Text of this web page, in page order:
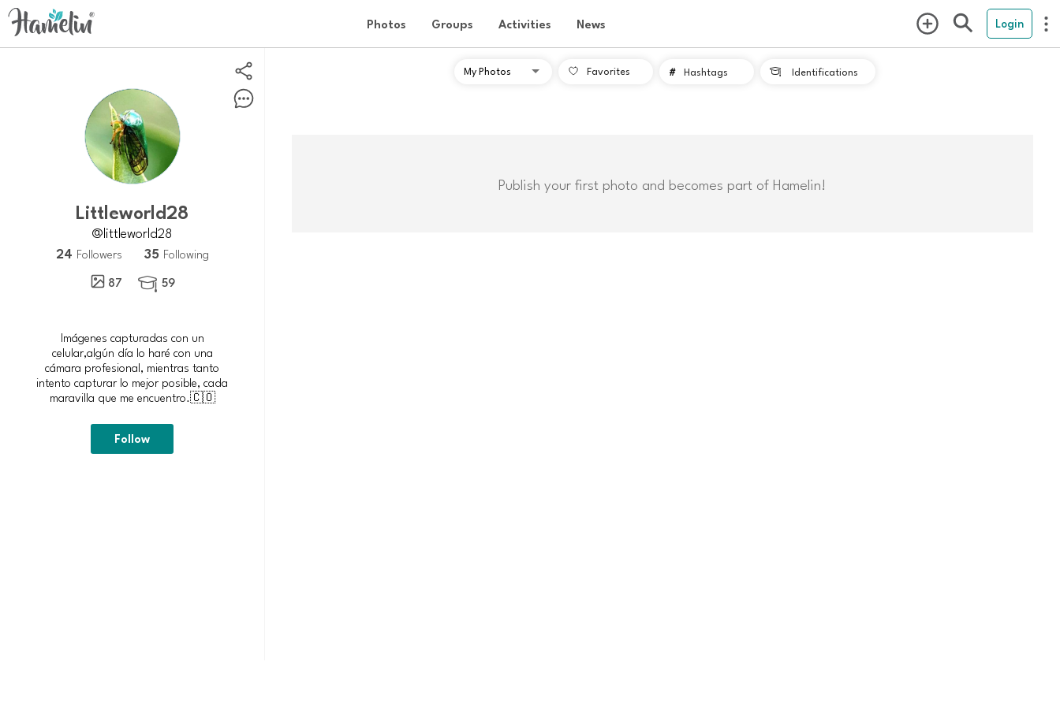
Photos Groups Activities News Login
littleworld28
@littleworld28
24 Followers 35 Following
87
 59
Imágenes capturadas con un
celular,algún día lo haré con una
cámara profesional, mientras tanto
intento capturar lo mejor posible, cada
maravilla que me encuentro.🇨🇴
Follow
Favorites # Hashtags  Identifications
Publish your first photo and becomes part of Hamelin!